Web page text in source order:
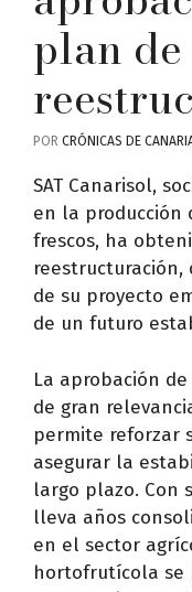
plan de
POR CRÓNICAS DE
SAT Canarisol,
en la
frescos, ha
de su proyecto
de un futuro
La aprobación
de gran
permite reforzar
asegurar la
largo plazo. Con
lleva años
en el sector
hortofrutícola se